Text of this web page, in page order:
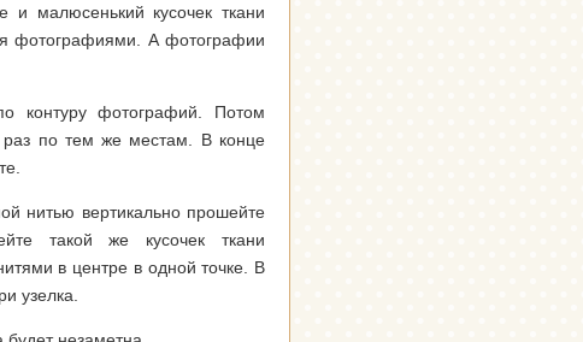
и малюсенький кусочек ткани
фотографиями. А фотографии
контуру фотографий. Потом
по тем же местам. В конце
нитью вертикально прошейте
такой же кусочек ткани
в центре в одной точке. В
узелка.